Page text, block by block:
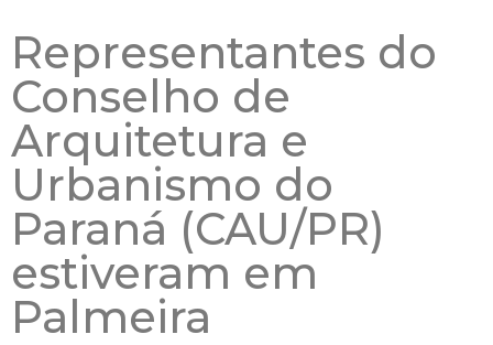
Representantes do
Conselho de
Arquitetura e
Urbanismo do
Paraná (CAU/PR)
estiveram em
Palmeira